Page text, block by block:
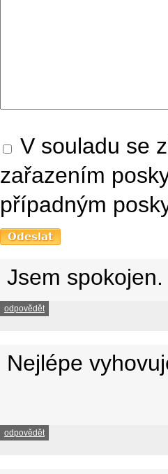
V souladu se
zařazením
případným
Jsem spokojen.
odpovědět
Nejlépe
odpovědět